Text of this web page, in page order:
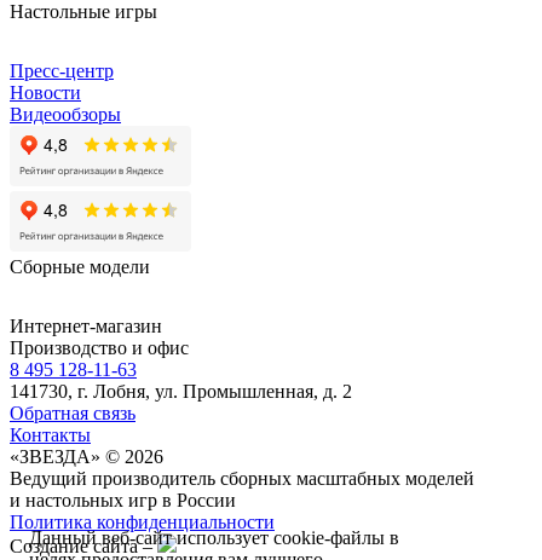
Настольные игры
Пресс-центр
Новости
Видеообзоры
Сборные модели
Интернет-магазин
Производство и офис
8 495 128-11-63
141730, г. Лобня, ул. Промышленная, д. 2
Обратная связь
Контакты
«ЗВЕЗДА» © 2026
Ведущий производитель сборных масштабных моделей
и настольных игр в России
Политика конфиденциальности
Создание сайта –
Данный веб-сайт использует cookie-файлы в